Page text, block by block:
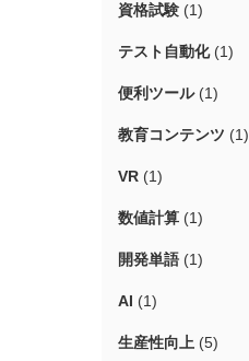
資格試験 (1)
テスト自動化(1)
便利ツール(1)
教育コンテンツ (1)
VR (1)
数値計算 (1)
開発単語 (1)
AI (1)
生産性向上 (5)